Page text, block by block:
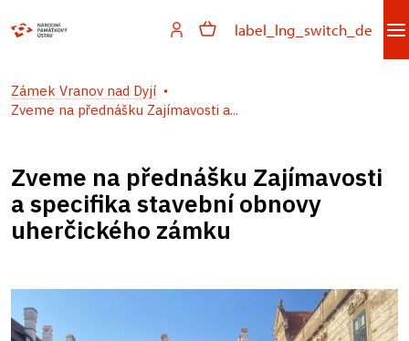
label_lng_switch_de
Zámek Vranov nad Dyjí
Zveme na přednášku Zajímavosti a...
Zveme na přednášku Zajímavosti
a specifika stavební obnovy
uherčického zámku